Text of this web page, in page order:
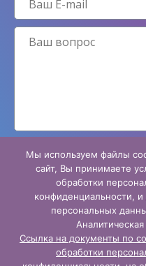
Принимаю условия
© 2015 — 2026 Все права
Государственное
Мы используем файлы
сайт, Вы принимаете
обработки
конфиденциальности, и
персональных
Ссылка на документы по
обработки